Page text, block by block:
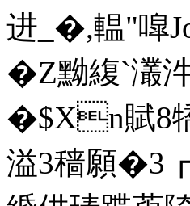
进_�,輼"
�Z黝緮`灇
�$Xn賦
溢3穑願